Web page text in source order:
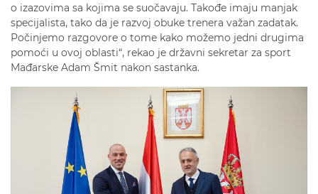
o izazovima sa kojima se suočavaju. Takođe imaju manjak
specijalista, tako da je razvoj obuke trenera važan zadatak.
Počinjemo razgovore o tome kako možemo jedni drugima
pomoći u ovoj oblasti“, rekao je državni sekretar za sport
Mađarske Adam Šmit nakon sastanka.